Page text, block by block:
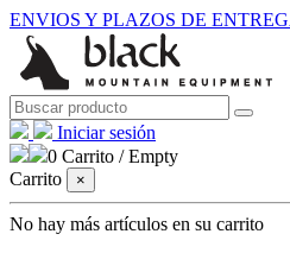
ENVIOS Y PLAZOS DE
Iniciar sesión
0 Carrito /Empty
Carrito
×
No hay más artículos en su carrito